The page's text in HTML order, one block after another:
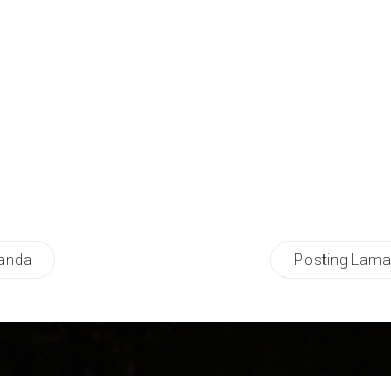
Posting Lama